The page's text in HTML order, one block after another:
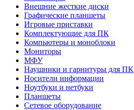
Внешние жесткие диски
Графические планшеты
Игровые приставки
Комплектующие для ПК
Компьютеры и моноблоки
Мониторы
МФУ
Наушники и гарнитуры для ПК
Носители информации
Ноутбуки и нетбуки
Планшеты
Сетевое оборудование